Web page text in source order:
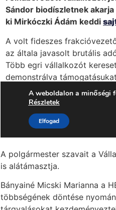
A polgármester szavait a
is alátámasztja.
Bányainé Micski Marianna a
többségének döntése